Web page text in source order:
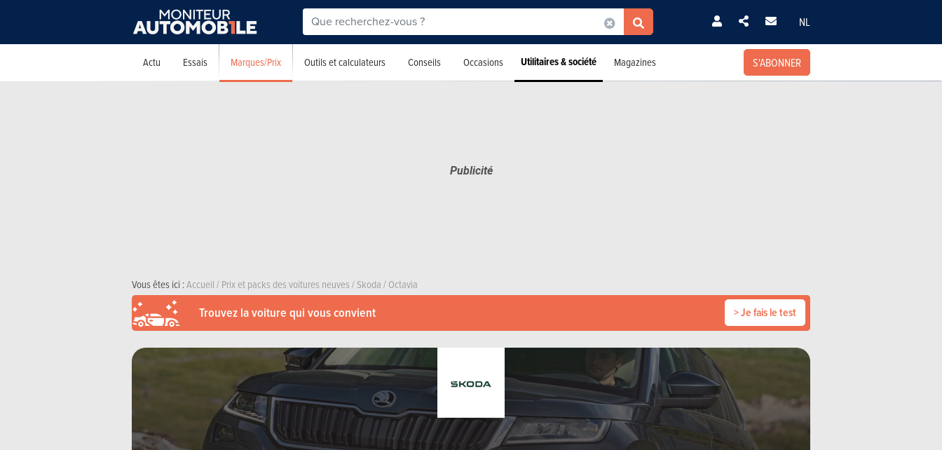
NL
Actu Essais Marques/Prix Outils et calculateurs Conseils Occasions Utilitaires & société Magazines S'ABONNER
Vous êtes ici :Accueil/Prix et packs des voitures neuves/Skoda/Octavia
Trouvez la voiture qui vous convient > Je fais le test